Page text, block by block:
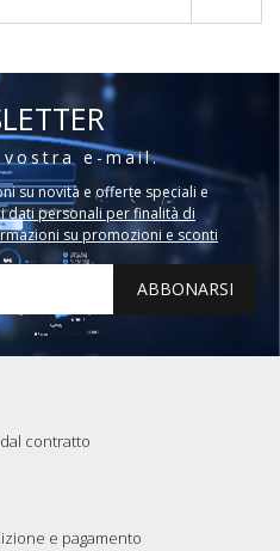
e-mail.
su novità e offerte speciali e
dati personali per finalità di
su promozioni e sconti
ABBONARSI
contratto
e pagamento